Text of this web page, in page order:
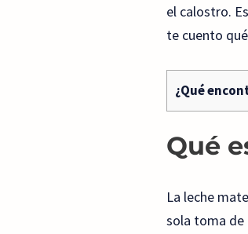
el calostro.
te cuento
¿Qué
Qué
La leche
sola toma de